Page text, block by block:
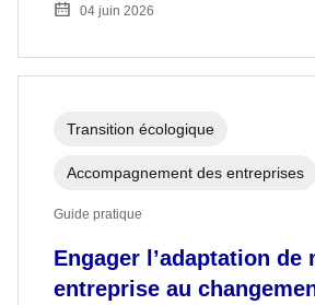
04 juin 2026
Engager l’adaptation de
entreprise au
Transition écologique
Accompagnement des entreprises
Guide pratique